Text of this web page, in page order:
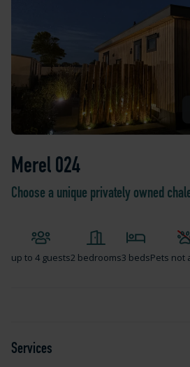
Merel 024
Choose a unique privately owned
up to 4 guests2 bedrooms3 bedsPets not
Services